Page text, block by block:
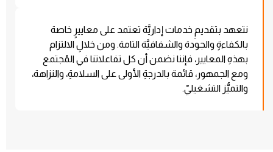
نتعهد بتقديمِ خدمات إداريَّة تعتمد على معاييرٍ خاصة
بالكفاءةٍ والجودة والشفافيَّة التامة. ومن خلالِ الالتزام
بهذهِ المعايير، فإننا نضمن أن كل تفاعلاتنا في المُجتمع
ومع الجمهور، قائمة بالدرجةِ الأولى على السلامةِ، والنزاهة،
والتميُّز التشغيليّ.